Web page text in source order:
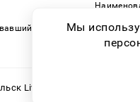
орган: Федеральная
Live» | Все права
Мы